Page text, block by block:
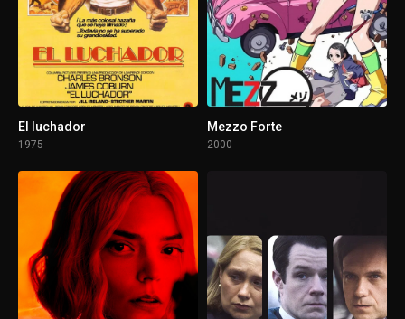
El luchador
1975
Mezzo Forte
2000